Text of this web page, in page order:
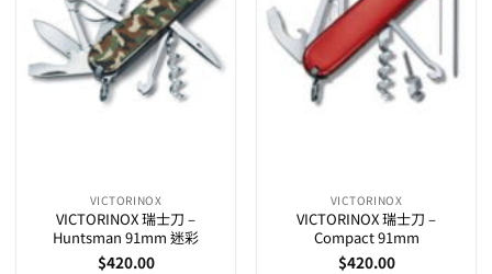
VICTORINOX
VICTORINOX 瑞士刀 –
Huntsman 91mm 迷彩
$420.00
VICTORINOX
VICTORINOX 瑞士刀 –
Compact 91mm
$420.00